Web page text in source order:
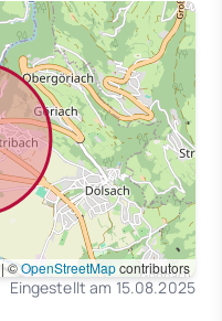
|©OpenStreetMapcontributors
Eingestellt am 15.08.2025